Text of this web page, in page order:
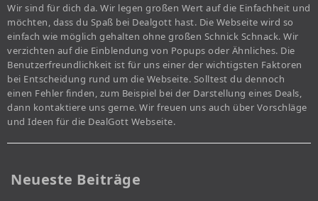
Wir sind für dich da. Wir legen großen Wert auf die Einfachheit und
möchten, dass du Spaß bei Dealgott hast. Die Webseite wird so
einfach wie möglich gehalten ohne großen Schnick Schnack. Wir
verzichten auf die Einblendung von Popups oder Ähnliches. Die
Benutzerfreundlichkeit ist für uns einer der wichtigsten Faktoren
bei Entscheidung rund um die Webseite. Solltest du dennoch
einen Fehler finden, zum Beispiel bei der Darstellung eines Deals,
dann kontaktiere uns gerne. Wir freuen uns auch über Vorschläge
und Ideen für die DealGott Webseite.
Neueste Beiträge